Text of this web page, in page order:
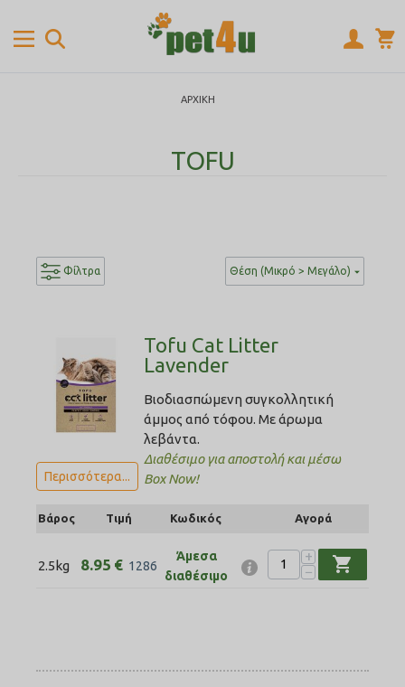
ΑΡΧΙΚΉ
TOFU
Φίλτρα Θέση (Μικρό > Μεγάλο)
Tofu Cat Litter
Lavender
Βιοδιασπώμενη συγκολλητική
άμμος από τόφου. Με άρωμα
λεβάντα.
Διαθέσιμο για αποστολή και μέσω
Box Now!
Περισσότερα...
Βάρος Τιμή Κωδικός Αγορά
2.5kg 8.95 € 1286
Άμεσα
διαθέσιμο
+
−
shopping_cart